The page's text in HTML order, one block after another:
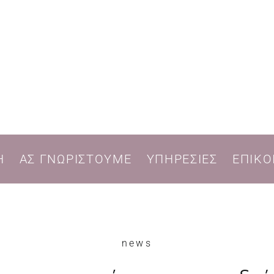
ΑΣ ΓΝΩΡΙΣΤΟΥΜΕ ΥΠΗΡΕΣΙΕΣ
news